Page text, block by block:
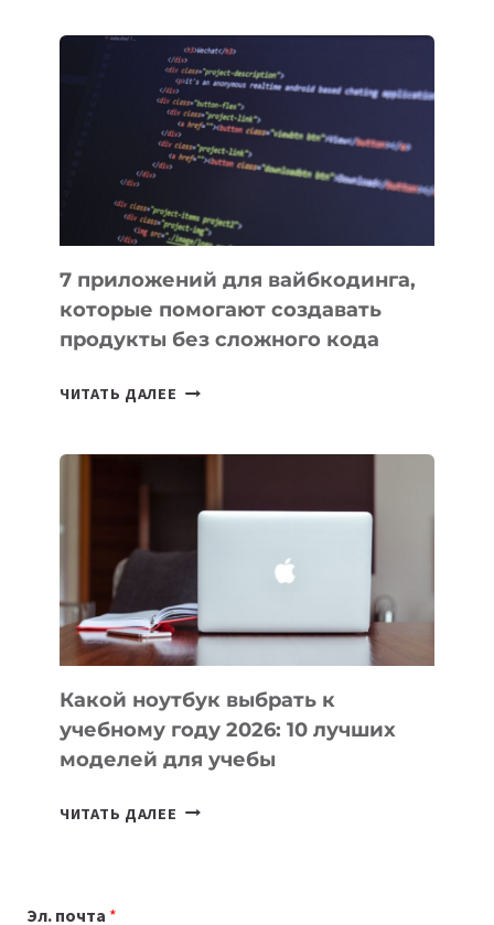
ПОЛЕЗНЫХ
ИНСТРУМЕНТОВ
ДЛЯ
РАБОТЫ
7 приложений для вайбкодинга,
которые помогают создавать
продукты без сложного кода
ЧИТАТЬ ДАЛЕЕ
СОЗДАВАТЬ
БЕЗ
СЛОЖНОГО
КОДА
Какой ноутбук выбрать к
учебному году 2026: 10 лучших
моделей для учебы
ЧИТАТЬ ДАЛЕЕ КАКОЙ
Эл. почта *